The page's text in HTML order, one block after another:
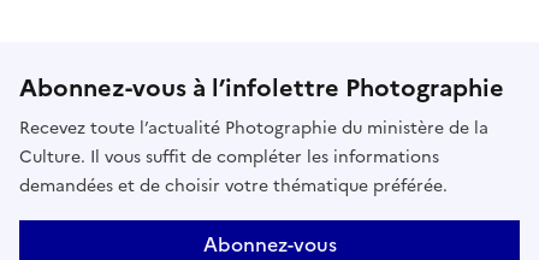
Abonnez-vous à l’infolettre Photographie
Recevez toute l’actualité Photographie du ministère de la
Culture. Il vous suffit de compléter les informations
demandées et de choisir votre thématique préférée.
Abonnez-vous